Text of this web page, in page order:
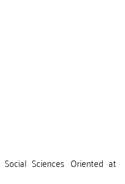
Sciences Oriented at